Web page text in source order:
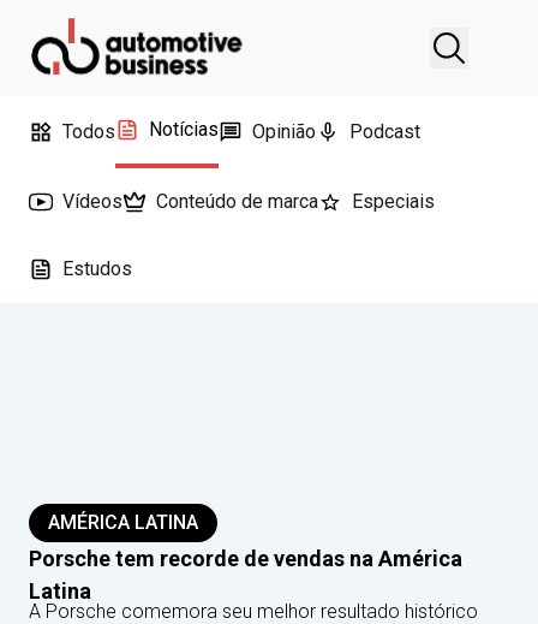
Todos Notícias Opinião Podcast
Vídeos Conteúdo de marca Especiais
Estudos
AMÉRICA LATINA
Porsche tem recorde de vendas na América
Latina
A Porsche comemora seu melhor resultado histórico